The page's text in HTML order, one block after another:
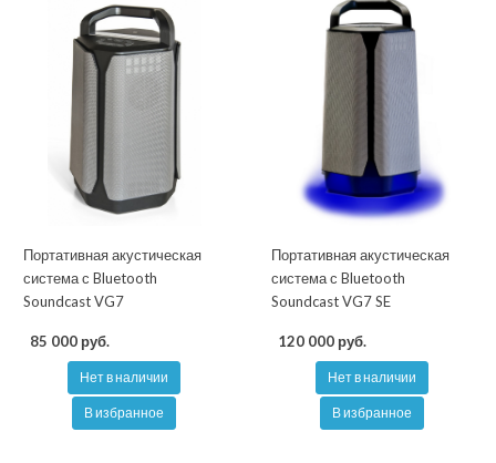
Портативная акустическая
система с Bluetooth
Soundcast VG7
85 000 руб.
Нет в наличии
В избранное
Портативная акустическая
система с Bluetooth
Soundcast VG7 SE
120 000 руб.
Нет в наличии
В избранное